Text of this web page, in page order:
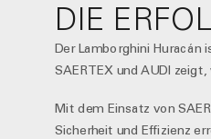
DIE
Der Lamborghini Huracán
SAERTEX und AUDI
Mit dem Einsatz von
Sicherheit und Effizienz